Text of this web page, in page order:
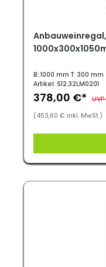
B: 1000 mm T: 300 mm
Artikel: S12.32LM0201
378,00 €*
(453,60 € inkl. MwSt.)